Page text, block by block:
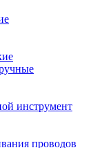
инструмент
проводов